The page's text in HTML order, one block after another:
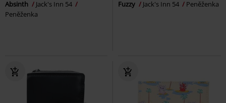
Absinth
Jack's Inn 54
Peněženka
Fuzzy Jack's Inn 54 Peněženka